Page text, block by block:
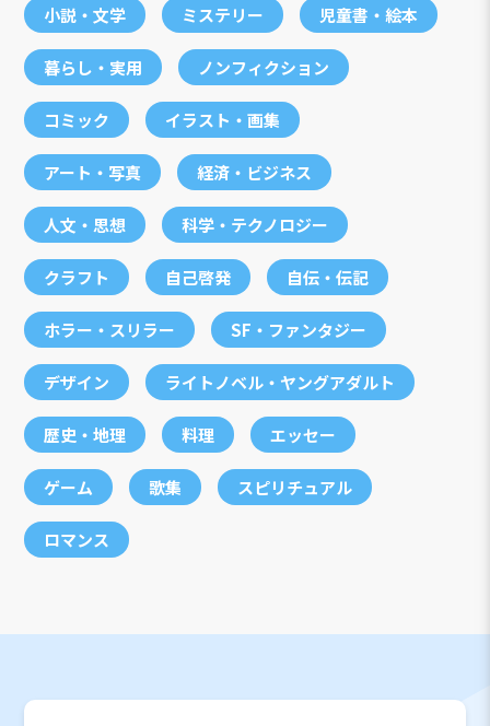
小説・文学 ミステリー 児童書・絵本
暮らし・実用 ノンフィクション
コミック イラスト・画集
アート・写真 経済・ビジネス
人文・思想 科学・テクノロジー
クラフト 自己啓発 自伝・伝記
ホラー・スリラー SF・ファンタジー
デザイン ライトノベル・ヤングアダルト
歴史・地理 料理 エッセー
ゲーム 歌集 スピリチュアル
ロマンス